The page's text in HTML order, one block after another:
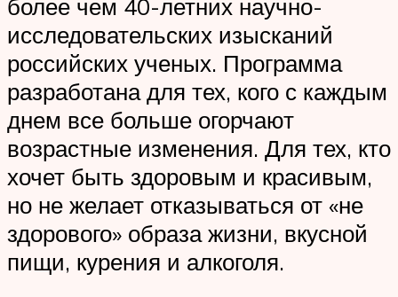
более чем 40-летних научно-
исследовательских изысканий
российских ученых. Программа
разработана для тех, кого с каждым
днем все больше огорчают
возрастные изменения. Для тех, кто
хочет быть здоровым и красивым,
но не желает отказываться от «не
здорового» образа жизни, вкусной
пищи, курения и алкоголя.